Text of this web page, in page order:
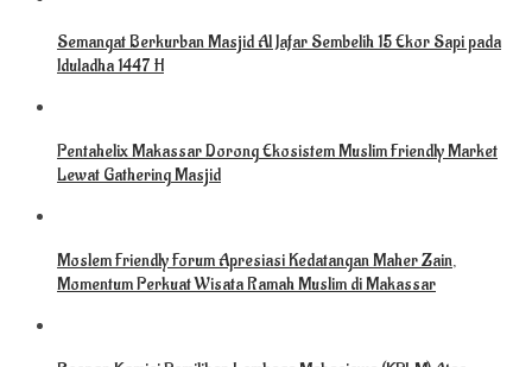
Semangat Berkurban Masjid Al Jafar Sembelih 15 Ekor Sapi pada
Iduladha 1447 H
Pentahelix Makassar Dorong Ekosistem Muslim Friendly Market
Lewat Gathering Masjid
Moslem Friendly Forum Apresiasi Kedatangan Maher Zain,
Momentum Perkuat Wisata Ramah Muslim di Makassar